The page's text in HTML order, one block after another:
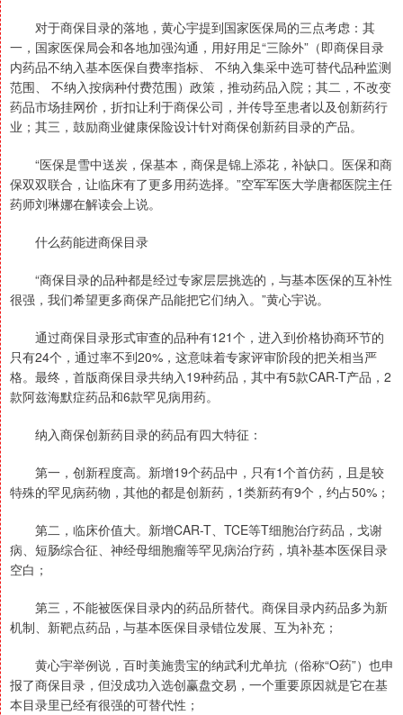
对于商保目录的落地，黄心宇提到国家医保局的三点考虑：其
一，国家医保局会和各地加强沟通，用好用足“三除外”（即商保目录
内药品不纳入基本医保自费率指标、 不纳入集采中选可替代品种监测
范围、 不纳入按病种付费范围）政策，推动药品入院；其二，不改变
药品市场挂网价，折扣让利于商保公司，并传导至患者以及创新药行
业；其三，鼓励商业健康保险设计针对商保创新药目录的产品。
“医保是雪中送炭，保基本，商保是锦上添花，补缺口。医保和商
保双双联合，让临床有了更多用药选择。”空军军医大学唐都医院主任
药师刘琳娜在解读会上说。
什么药能进商保目录
“商保目录的品种都是经过专家层层挑选的，与基本医保的互补性
很强，我们希望更多商保产品能把它们纳入。”黄心宇说。
通过商保目录形式审查的品种有121个，进入到价格协商环节的
只有24个，通过率不到20%，这意味着专家评审阶段的把关相当严
格。最终，首版商保目录共纳入19种药品，其中有5款CAR-T产品，2
款阿兹海默症药品和6款罕见病用药。
纳入商保创新药目录的药品有四大特征：
第一，创新程度高。新增19个药品中，只有1个首仿药，且是较
特殊的罕见病药物，其他的都是创新药，1类新药有9个，约占50%；
第二，临床价值大。新增CAR-T、TCE等T细胞治疗药品，戈谢
病、短肠综合征、神经母细胞瘤等罕见病治疗药，填补基本医保目录
空白；
第三，不能被医保目录内的药品所替代。商保目录内药品多为新
机制、新靶点药品，与基本医保目录错位发展、互为补充；
黄心宇举例说，百时美施贵宝的纳武利尤单抗（俗称“O药”）也申
报了商保目录，但没成功入选创赢盘交易，一个重要原因就是它在基
本目录里已经有很强的可替代性；